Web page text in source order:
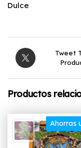
Dulce
Tweet
Productos
Ahorras